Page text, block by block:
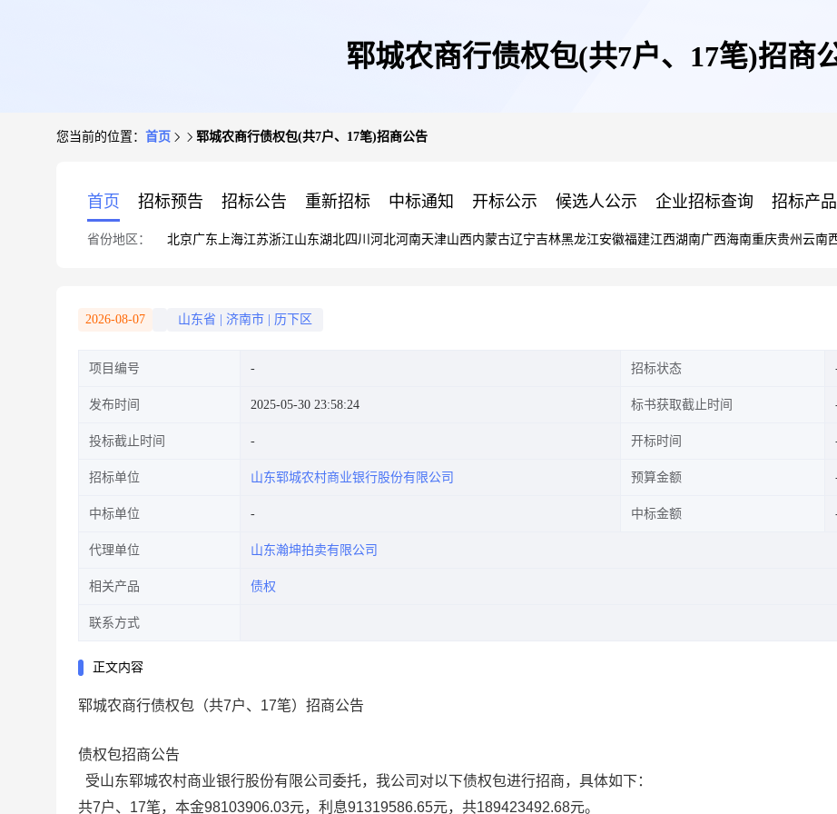
郓城农商行债权包(共7户、17笔)招商
您当前的位置： 首页 郓城农商行债权包(共7户、17笔)招商公告
首页 招标预告 招标公告 重新招标 中标通知 开标公示 候选人公示 企业招标查询 招标产
省份地区： 北京广东 上海江苏浙江山东湖北四川 河北河南天津山西内蒙古辽宁吉林黑龙江安徽福建江西湖南广西海南重庆贵州 云南
2026-08-07 山东省 济南市 历下区
项目编号 招标状态
发布时间 2025-05-30 23:58:24 标书获取截止时间
投标截止时间 开标时间
招标单位 山东郓城农村商业银行股份有限公司 预算金额
中标单位 中标金额
代理单位 山东瀚坤拍卖有限公司
相关产品 债权
联系方式
正文内容
郓城农商行债权包（共7户、17笔）招商公告
债权包招商公告
受山东郓城农村商业银行股份有限公司委托，我公司对以下债权包进行招商， 具体如下：
共7户、17笔，本金98103906.03元，利息91319586.65元，共189423492.68元。